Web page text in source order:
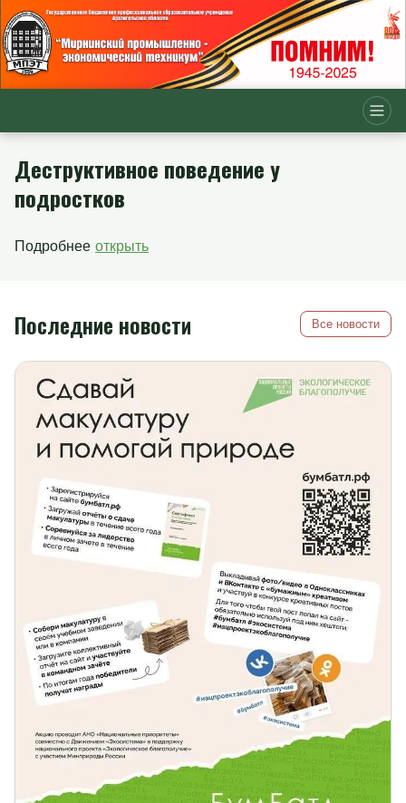
Деструктивное поведение у
подростков
Подробнее открыть
Последние новости Все новости